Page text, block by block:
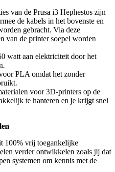
van de Prusa i3 Hephestos zijn
de kabels in het bovenste en
gebracht. Via deze
van de printer soepel worden
watt aan elektriciteit door het
PLA omdat het zonder
voor 3D-printers op de
te hanteren en je krijgt snel
100% vrij toegankelijke
verder ontwikkelen zoals jij dat
systemen om kennis met de